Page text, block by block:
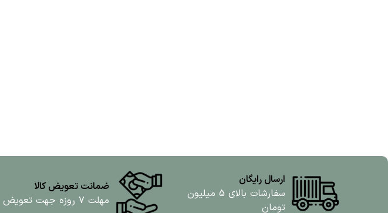
ارسال رایگان
سفارشات بالای 5 میلیون
تومان
ضمانت تعویض کالا
مهلت ۷ روزه جهت تعویض